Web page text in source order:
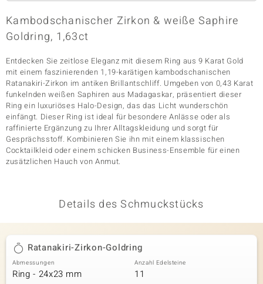
Classics
Kambodschanischer Zirkon & weiße Saphire
Goldring, 1,63ct
Entdecken Sie zeitlose Eleganz mit diesem Ring aus 9 Karat Gold
mit einem faszinierenden 1,19-karätigen kambodschanischen
Ratanakiri-Zirkon im antiken Brillantschliff. Umgeben von 0,43 Karat
funkelnden weißen Saphiren aus Madagaskar, präsentiert dieser
Ring ein luxuriöses Halo-Design, das das Licht wunderschön
einfängt. Dieser Ring ist ideal für besondere Anlässe oder als
raffinierte Ergänzung zu Ihrer Alltagskleidung und sorgt für
Gesprächsstoff. Kombinieren Sie ihn mit einem klassischen
Cocktailkleid oder einem schicken Business-Ensemble für einen
zusätzlichen Hauch von Anmut.
Details des Schmuckstücks
Ratanakiri-Zirkon-Goldring
Abmessungen
Ring - 24x23 mm
Anzahl Edelsteine
11